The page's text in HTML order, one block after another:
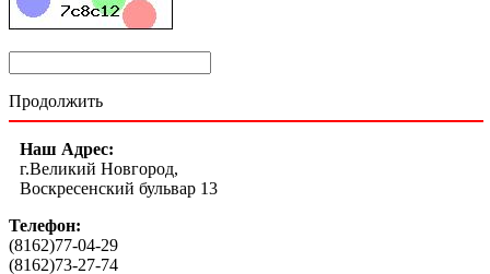
Продолжить
Наш Адрес:
г.Великий Новгород,
Воскресенский бульвар 13
Телефон:
(8162)77-04-29
(8162)73-27-74